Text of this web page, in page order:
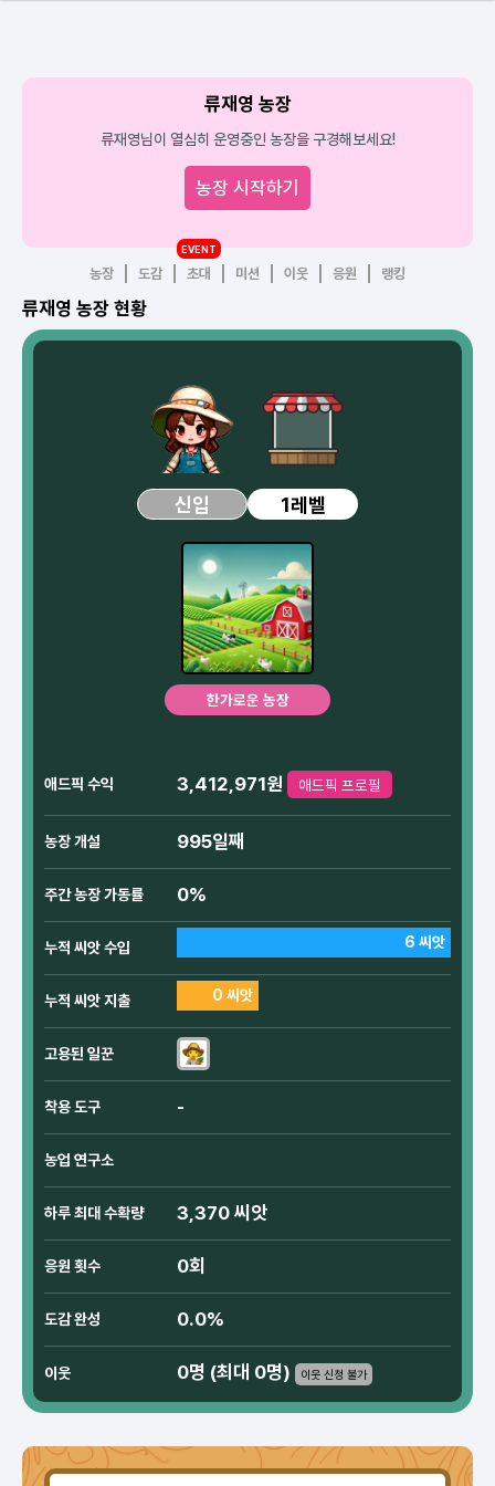
류재영 농장
류재영님이 열심히 운영중인 농장을 구경해보세요!
농장 시작하기
농장 도감 초대
EVENT
미션 이웃 응원 랭킹
류재영 농장 현황
신입 1레벨
한가로운 농장
애드픽 수익 3,412,971원 애드픽 프로필
농장 개설 995일째
주간 농장 가동률 0%
누적 씨앗 수입 6 씨앗
누적 씨앗 지출 0 씨앗
고용된 일꾼
착용 도구 -
농업 연구소
하루 최대 수확량 3,370 씨앗
응원 횟수 0회
도감 완성 0.0%
이웃 0명 (최대 0명) 이웃 신청 불가